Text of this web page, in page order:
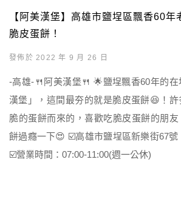
【阿美漢堡】高雄市鹽埕區飄香60年
脆皮蛋餅！
發佈於 2022 年 9 月 26 日
-高雄-🍴阿美漢堡🍴 🌟鹽埕飄香60年的
漢堡」，這間最夯的就是脆皮蛋餅😆！
脆的蛋餅而來的，喜歡吃脆皮蛋餅的朋
餅過癮一下😍 ☑️高雄市鹽埕區新樂街67號
☑️營業時間：07:00-11:00(週一公休)